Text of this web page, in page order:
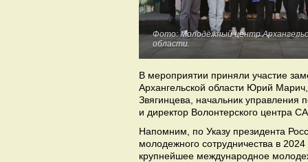
Фото: Молодёжный центр
области.
В мероприятии приняли участие
Архангельской области Юрий
Звягинцева, начальник
и директор Волонтерского центра
Напомним, по Указу президента
молодежного сотрудничества в
крупнейшее международное